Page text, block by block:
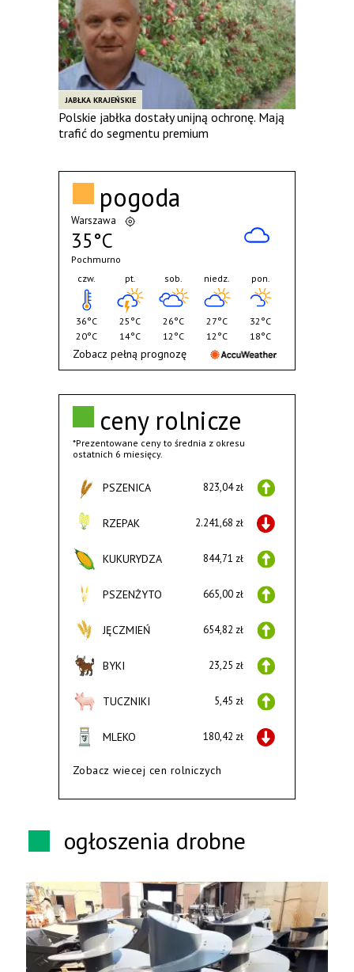
JABŁKA KRAJEŃSKIE
Polskie jabłka dostały unijną ochronę. Mają
trafić do segmentu premium
ceny rolnicze
*Prezentowane ceny to średnia z okresu
ostatnich 6 miesięcy.
PSZENICA 823,04 zł
RZEPAK 2.241,68 zł
KUKURYDZA 844,71 zł
PSZENŻYTO 665,00 zł
JĘCZMIEŃ 654,82 zł
BYKI 23,25 zł
TUCZNIKI 5,45 zł
MLEKO 180,42 zł
Zobacz wiecej cen rolniczych
pogoda
Warszawa
35°C
Pochmurno
czw.
36°C
20°C
pt.
25°C
14°C
sob.
26°C
12°C
niedz.
27°C
12°C
pon.
32°C
18°C
Zobacz pełną prognozę
ogłoszenia drobne